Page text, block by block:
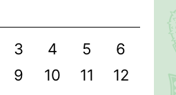
3 4 5
6
9 10 11 12